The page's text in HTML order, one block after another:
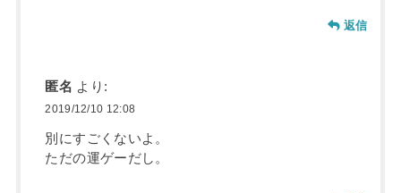
返信
匿名 より:
2019/12/10 12:08
別にすごくないよ。
ただの運ゲーだし。